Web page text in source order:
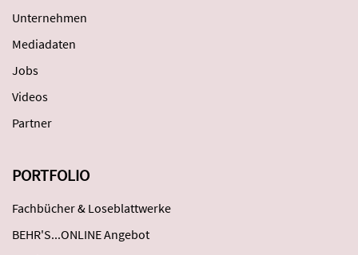
Unternehmen
Mediadaten
Jobs
Videos
Partner
PORTFOLIO
Fachbücher & Loseblattwerke
BEHR'S...ONLINE Angebot